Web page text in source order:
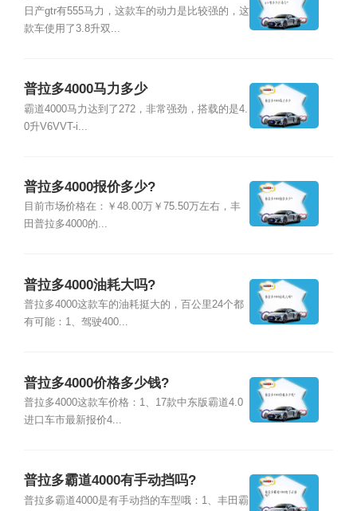
日产gtr有555马力，这款车的动力是比较强的，这
款车使用了3.8升双...
普拉多4000马力多少
霸道4000马力达到了272，非常强劲，搭载的是4.
0升V6VVT-i...
普拉多4000报价多少?
目前市场价格在：￥48.00万￥75.50万左右，丰
田普拉多4000的...
普拉多4000油耗大吗?
普拉多4000这款车的油耗挺大的，百公里24个都
有可能：1、驾驶400...
普拉多4000价格多少钱?
普拉多4000这款车价格：1、17款中东版霸道4.0
进口车市最新报价4...
普拉多霸道4000有手动挡吗?
普拉多霸道4000是有手动挡的车型哦：1、丰田霸